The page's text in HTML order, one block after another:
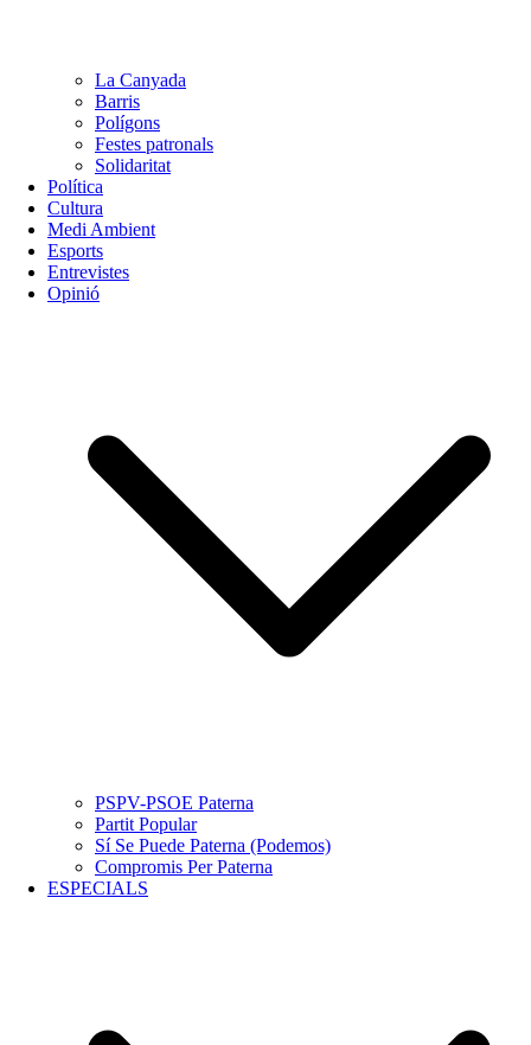
La Canyada
Barris
Polígons
Festes patronals
Solidaritat
Política
Cultura
Medi Ambient
Esports
Entrevistes
Opinió
PSPV-PSOE Paterna
Partit Popular
Sí Se Puede Paterna (Podemos)
Compromis Per Paterna
ESPECIALS